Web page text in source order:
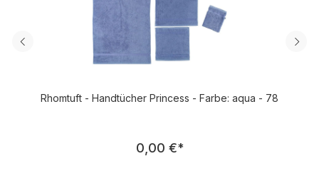
Rhomtuft - Handtücher Princess - Farbe: aqua - 78
Regulärer Preis:
0,00 €*